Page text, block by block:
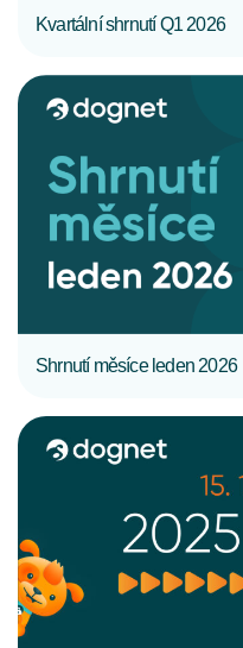
Kvartální shrnutí Q1 2026
Shrnutí měsíce leden 2026